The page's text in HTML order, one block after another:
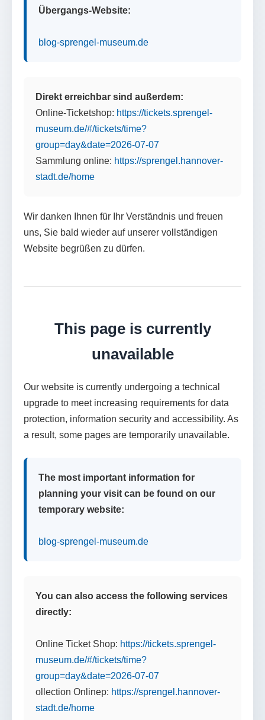
Übergangs-Website:
blog-sprengel-museum.de
Direkt erreichbar sind außerdem:
Online-Ticketshop: https://tickets.sprengel-
museum.de/#/tickets/time?
group=day&date=2026-07-07
Sammlung online: https://sprengel.hannover-
stadt.de/home
Wir danken Ihnen für Ihr Verständnis und freuen
uns, Sie bald wieder auf unserer vollständigen
Website begrüßen zu dürfen.
This page is currently
unavailable
Our website is currently undergoing a technical
upgrade to meet increasing requirements for data
protection, information security and accessibility. As
a result, some pages are temporarily unavailable.
The most important information for
planning your visit can be found on our
temporary website:
blog-sprengel-museum.de
You can also access the following services
directly:
Online Ticket Shop: https://tickets.sprengel-
museum.de/#/tickets/time?
group=day&date=2026-07-07
ollection Onlinep: https://sprengel.hannover-
stadt.de/home